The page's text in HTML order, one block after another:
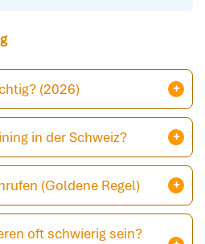
(2026)
in der Schweiz?
(Goldene Regel)
oft schwierig sein?